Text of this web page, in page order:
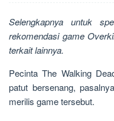
Selengkapnya untuk
rekomendasi game
terkait lainnya.
Pecinta The Walking
patut bersenang,
merilis game tersebut.